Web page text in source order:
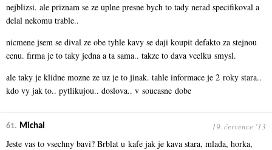
nejblizsi. ale priznam se ze uplne presne bych to tady nerad specifikoval a
delal nekomu trable..
nicmene jsem se dival ze obe tyhle kavy se daji koupit defakto za stejnou
cenu. firma je to taky jedna a ta sama.. takze to dava vcelku smysl.
ale taky je klidne mozne ze uz je to jinak. tahle informace je 2 roky stara..
kdo vy jak to.. pytlikujou.. doslova.. v soucasne dobe
61. Michal 19. července ʼ13
Jeste vas to vsechny bavi? Brblat u kafe jak je kava stara, mlada, horka,